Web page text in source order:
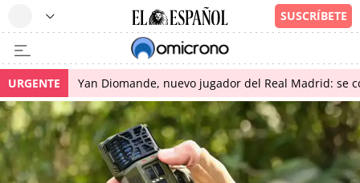
URGENTE Yan Diomande, nuevo jugador del Real Madrid: se